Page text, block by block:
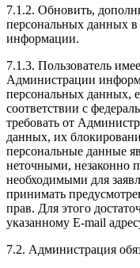
7.1.2. Обновить,
персональных данных в
информации.
7.1.3. Пользователь
Администрации
персональных данных,
соответствии с
требовать от
данных, их
персональные данные
неточными, незаконно
необходимыми для
принимать
прав. Для этого
указанному E-mail
7.2. Администрация